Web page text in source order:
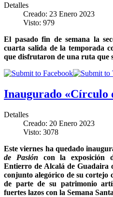
Detalles
Creado: 23 Enero 2023
Visto: 979
El pasado fin de semana la
cuarta salida de la temporada
que disfrutaron de una ruta que
Inaugurado «Círculo
Detalles
Creado: 20 Enero 2023
Visto: 3078
Este viernes ha quedado
de Pasión con la exposición
Entierro de Alcalá de Guadaira
conjunto alegórico de su cortejo
de parte de su patrimonio
fuertes lazos con la Semana